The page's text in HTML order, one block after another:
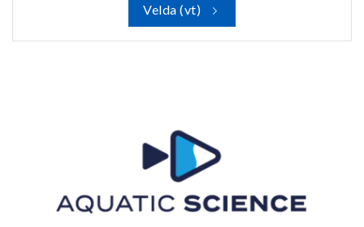
Velda (vt)